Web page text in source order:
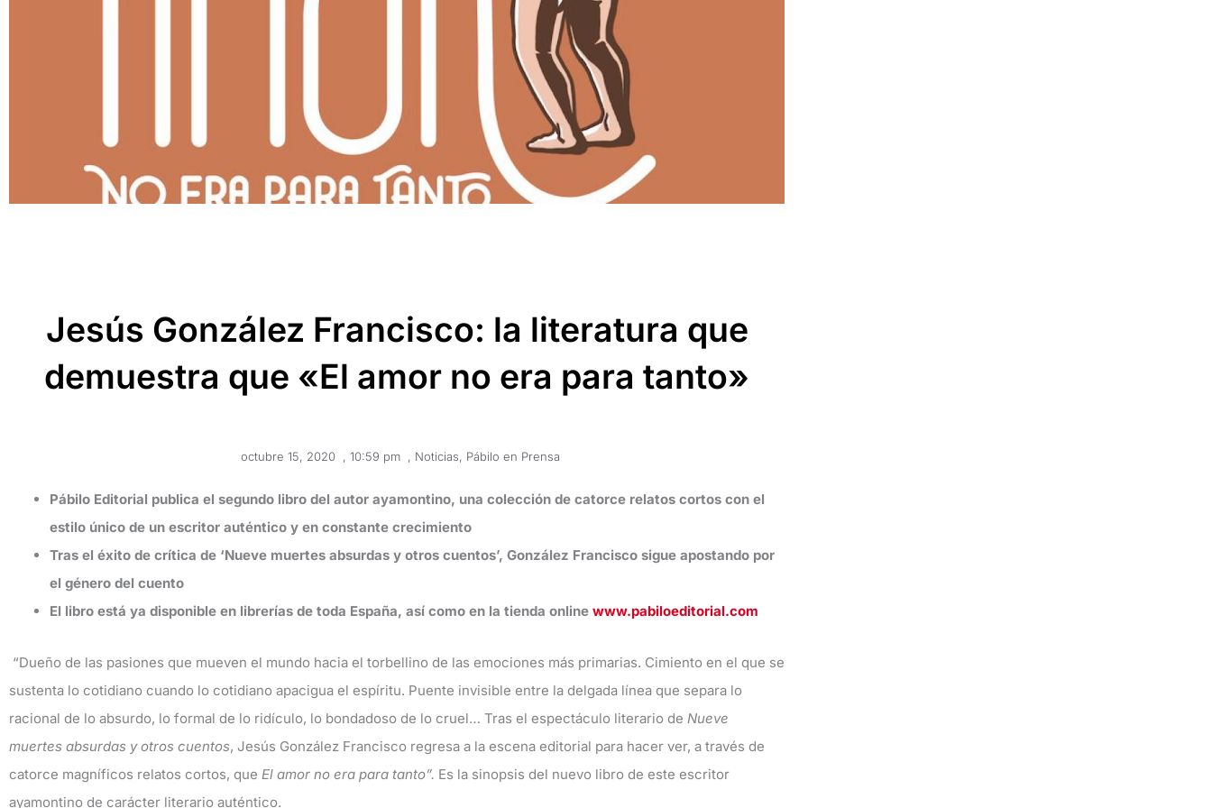
Jesús González Francisco: la literatura que
demuestra que «El amor no era para tanto»
octubre 15, 2020 , 10:59 pm , Noticias, Pábilo en Prensa
Pábilo Editorial publica el segundo libro del autor ayamontino, una colección de catorce relatos cortos con el
estilo único de un escritor auténtico y en constante crecimiento
Tras el éxito de crítica de ‘Nueve muertes absurdas y otros cuentos’, González Francisco sigue apostando por
el género del cuento
El libro está ya disponible en librerías de toda España, así como en la tienda online www.pabiloeditorial.com
“Dueño de las pasiones que mueven el mundo hacia el torbellino de las emociones más primarias. Cimiento en el que se
sustenta lo cotidiano cuando lo cotidiano apacigua el espíritu. Puente invisible entre la delgada línea que separa lo
racional de lo absurdo, lo formal de lo ridículo, lo bondadoso de lo cruel… Tras el espectáculo literario de Nueve
muertes absurdas y otros cuentos, Jesús González Francisco regresa a la escena editorial para hacer ver, a través de
catorce magníficos relatos cortos, que El amor no era para tanto”. Es la sinopsis del nuevo libro de este escritor
ayamontino de carácter literario auténtico.